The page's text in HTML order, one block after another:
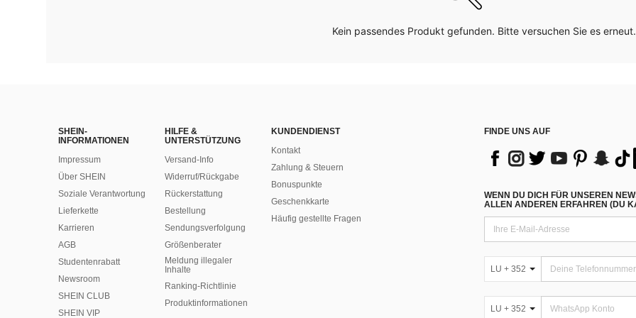
Kein passendes Produkt gefunden. Bitte versuchen Sie es erneut.
SHEIN-
INFORMATIONEN
Impressum
Über SHEIN
Soziale Verantwortung
Lieferkette
Karrieren
AGB
Studentenrabatt
Newsroom
SHEIN CLUB
SHEIN VIP
HILFE &
UNTERSTÜTZUNG
Versand-Info
Widerruf/Rückgabe
Rückerstattung
Bestellung
Sendungsverfolgung
Größenberater
Meldung illegaler
Inhalte
Ranking-Richtlinie
​Produktinformationen
KUNDENDIENST
Kontakt
Zahlung & Steuern
Bonuspunkte
Geschenkkarte
Häufig gestellte Fragen
FINDE UNS AUF
WENN DU DICH FÜR UNSEREN
ALLEN ANDEREN ERFAHREN (DU
LU + 352
LU + 352